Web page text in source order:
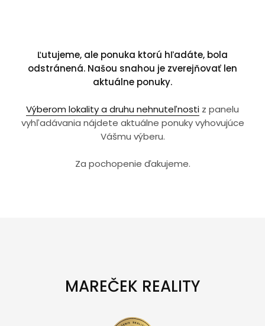
Ľutujeme, ale ponuka ktorú hľadáte, bola
odstránená. Našou snahou je zverejňovať len
aktuálne ponuky.
Výberom lokality a druhu nehnuteľnosti z panelu
vyhľadávania nájdete aktuálne ponuky vyhovujúce
Vášmu výberu.
Za pochopenie ďakujeme.
MAREČEK REALITY